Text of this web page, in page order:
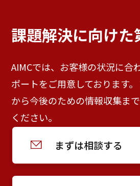
課題解決に向けた
AIMCでは、お客様の状況に合
ポートをご用意しております
から今後のための情報収集ま
ください。
まずは相談する